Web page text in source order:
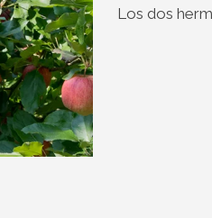
Los dos